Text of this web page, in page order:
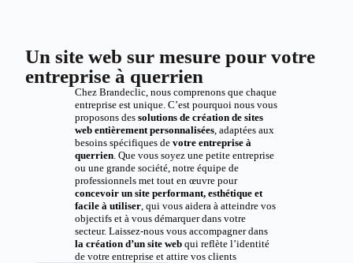
Un site web sur mesure pour votre
entreprise à querrien
Chez Brandeclic, nous comprenons que chaque
entreprise est unique. C’est pourquoi nous vous
proposons des solutions de création de sites
web entièrement personnalisées, adaptées aux
besoins spécifiques de votre entreprise à
querrien. Que vous soyez une petite entreprise
ou une grande société, notre équipe de
professionnels met tout en œuvre pour
concevoir un site performant, esthétique et
facile à utiliser, qui vous aidera à atteindre vos
objectifs et à vous démarquer dans votre
secteur. Laissez-nous vous accompagner dans
la création d’un site webqui reflète l’identité
de votre entreprise et attire vos clients